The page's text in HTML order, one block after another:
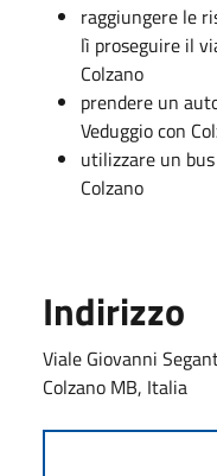
raggiungere le
lì proseguire il
Colzano
prendere un
Veduggio con
utilizzare un
Colzano
Indirizzo
Viale Giovanni
Colzano MB, Italia